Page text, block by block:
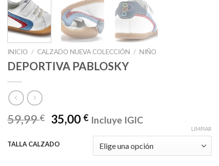
INICIO / CALZADO NUEVA COLECCIÓN / NIÑO
DEPORTIVA PABLOSKY
59,99€ 35,00 € Incluye IGIC
TALLA CALZADO
LIMPIAR